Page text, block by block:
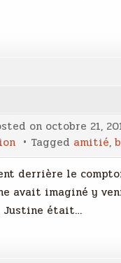
on octobre 21,
Tagged amitié,
derrière le
avait imaginé y
Justine était…